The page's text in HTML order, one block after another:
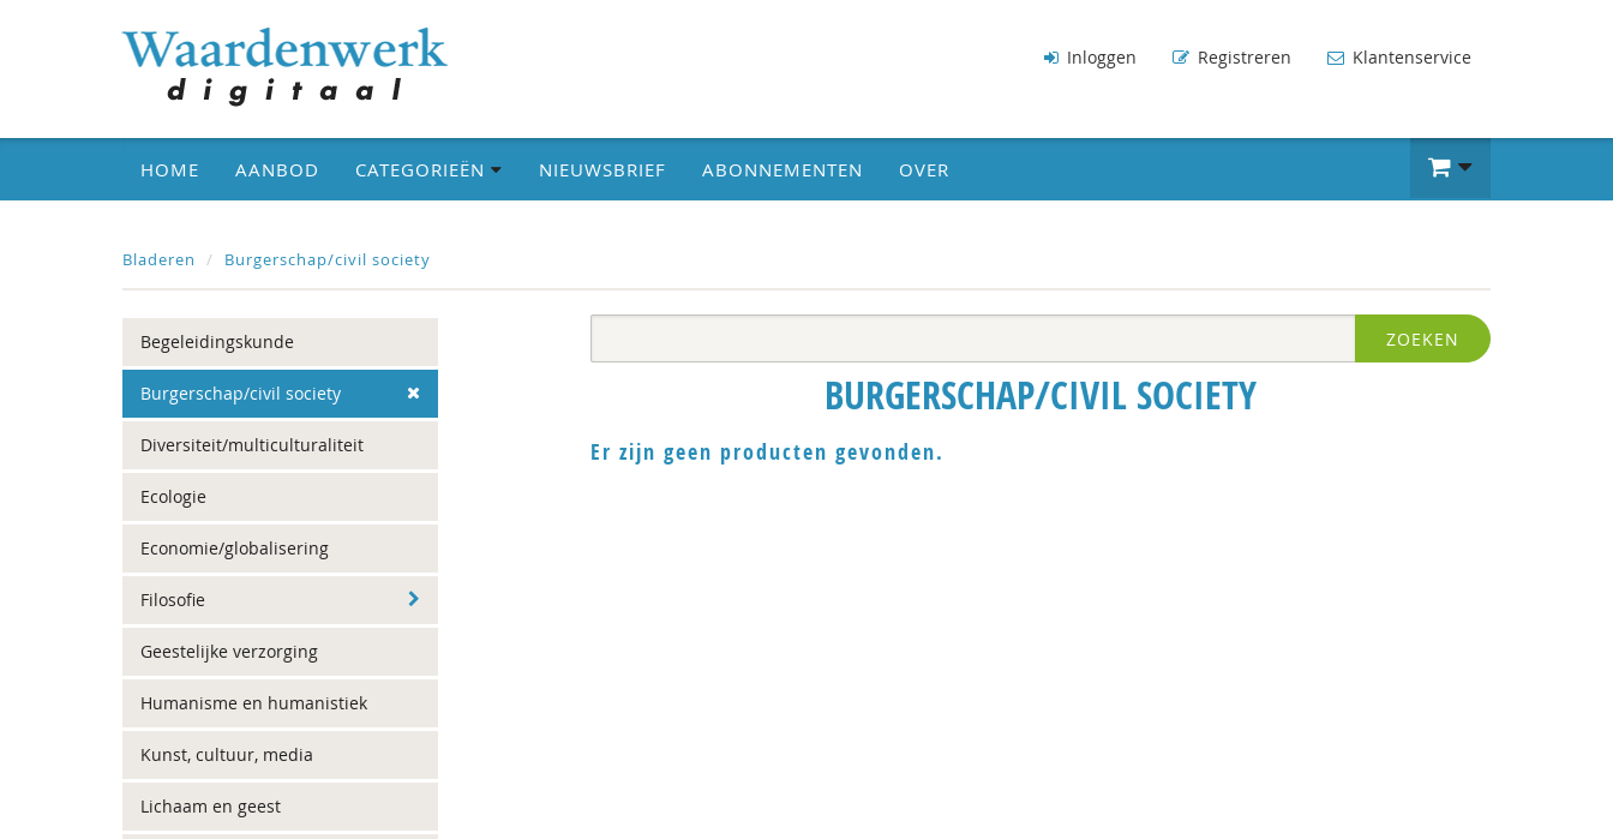
Inloggen Registreren Klantenservice
HOME AANBOD CATEGORIEËN NIEUWSBRIEF ABONNEMENTEN OVER
Bladeren Burgerschap/civil society
Begeleidingskunde
Burgerschap/civil society
Diversiteit/multiculturaliteit
Ecologie
Economie/globalisering
Filosofie
Geestelijke verzorging
Humanisme en humanistiek
Kunst, cultuur, media
Lichaam en geest
ZOEKEN
BURGERSCHAP/CIVIL SOCIETY
Er zijn geen producten gevonden.